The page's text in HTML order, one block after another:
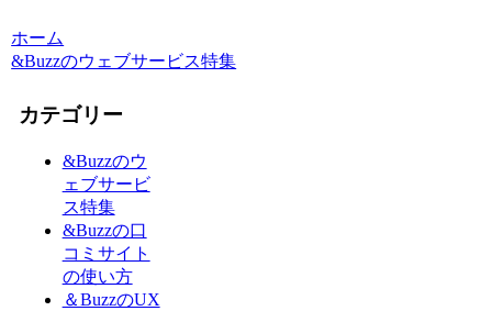
ホーム
&Buzzのウェブサービス特集
カテゴリー
&Buzzのウ
ェブサービ
ス特集
&Buzzの口
コミサイト
の使い方
＆BuzzのUX